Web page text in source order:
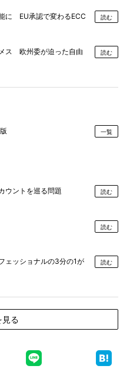
に EU承認で変わるECC
読む
ス 欧州委が迫った自由
読む
一覧
ウントを巡る問題 読む
読む
ェッショナルの3分の1が
読む
見る